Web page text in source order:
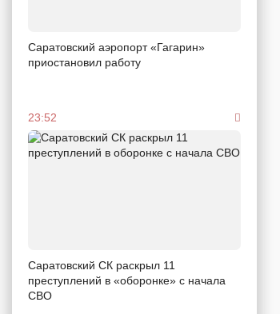
Саратовский аэропорт «Гагарин»
приостановил работу
23:52
Саратовский СК раскрыл 11
преступлений в «оборонке» с начала
СВО